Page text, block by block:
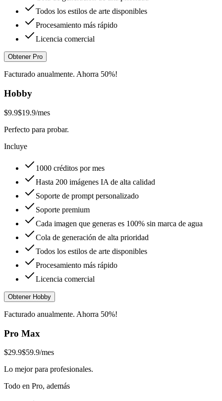
Todos los estilos de arte disponibles
Procesamiento más rápido
Licencia comercial
Obtener Pro
Facturado anualmente. Ahorra 50%!
Hobby
$9.9$19.9/mes
Perfecto para probar.
Incluye
1000 créditos por mes
Hasta 200 imágenes IA de alta calidad
Soporte de prompt personalizado
Soporte premium
Cada imagen que generas es 100% sin marca de agua
Cola de generación de alta prioridad
Todos los estilos de arte disponibles
Procesamiento más rápido
Licencia comercial
Obtener Hobby
Facturado anualmente. Ahorra 50%!
Pro Max
$29.9$59.9/mes
Lo mejor para profesionales.
Todo en Pro, además